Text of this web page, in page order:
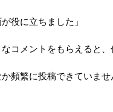
が役に立ちました」
コメントをもらえると
頻繁に投稿できていま